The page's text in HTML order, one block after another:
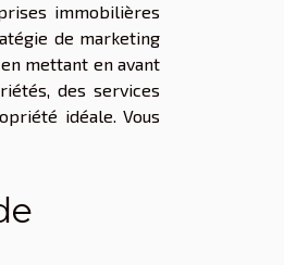
immobilières
de marketing
mettant en avant
des services
idéale. Vous